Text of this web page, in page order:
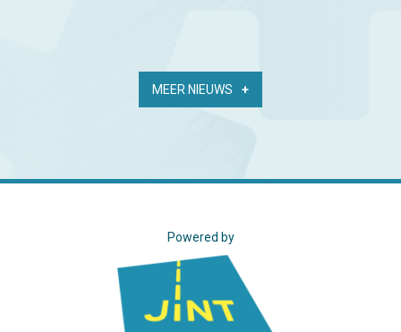
MEER NIEUWS
Powered by